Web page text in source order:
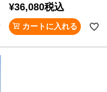
¥36,080税込
カートに入れる